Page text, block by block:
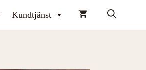
Kundtjänst